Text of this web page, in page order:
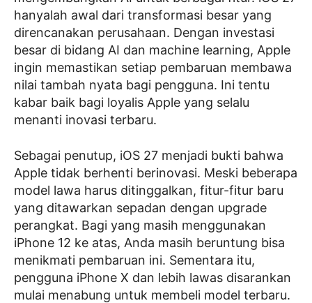
hanyalah awal dari transformasi besar yang
direncanakan perusahaan. Dengan investasi
besar di bidang AI dan machine learning, Apple
ingin memastikan setiap pembaruan membawa
nilai tambah nyata bagi pengguna. Ini tentu
kabar baik bagi loyalis Apple yang selalu
menanti inovasi terbaru.
Sebagai penutup, iOS 27 menjadi bukti bahwa
Apple tidak berhenti berinovasi. Meski beberapa
model lawa harus ditinggalkan, fitur-fitur baru
yang ditawarkan sepadan dengan upgrade
perangkat. Bagi yang masih menggunakan
iPhone 12 ke atas, Anda masih beruntung bisa
menikmati pembaruan ini. Sementara itu,
pengguna iPhone X dan lebih lawas disarankan
mulai menabung untuk membeli model terbaru.